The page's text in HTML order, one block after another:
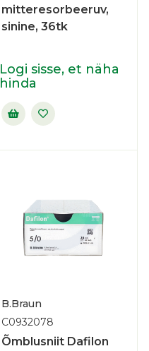
mitteresorbeeruv,
sinine, 36tk
Logi sisse, et näha
hinda
B.Braun
C0932078
Õmblusniit Dafilon